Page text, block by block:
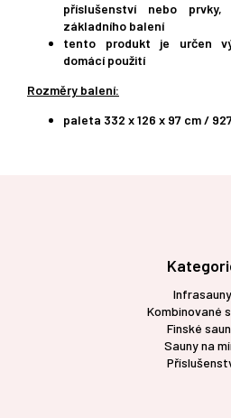
příslušenství nebo
základního balení
tento produkt je určen
domácí použití
Rozměry balení:
paleta 332 x 126 x 97 cm /
Infrasauny
Kombinované
Finské
Sauny na